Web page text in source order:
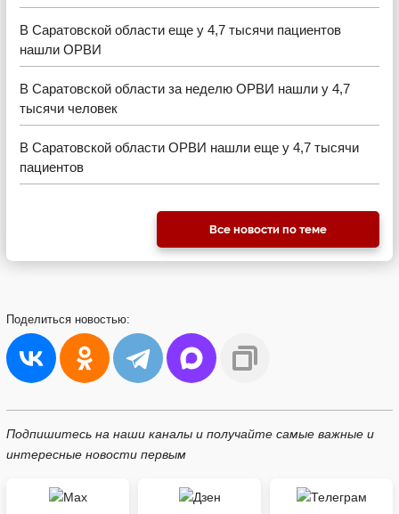
В Саратовской области еще у 4,7 тысячи пациентов
нашли ОРВИ
В Саратовской области за неделю ОРВИ нашли у 4,7
тысячи человек
В Саратовской области ОРВИ нашли еще у 4,7 тысячи
пациентов
Все новости по теме
Поделиться новостью:
Подпишитесь на наши каналы и получайте самые важные и
интересные новости первым